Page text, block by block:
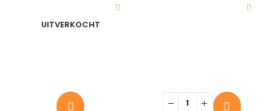
UITVERKOCHT